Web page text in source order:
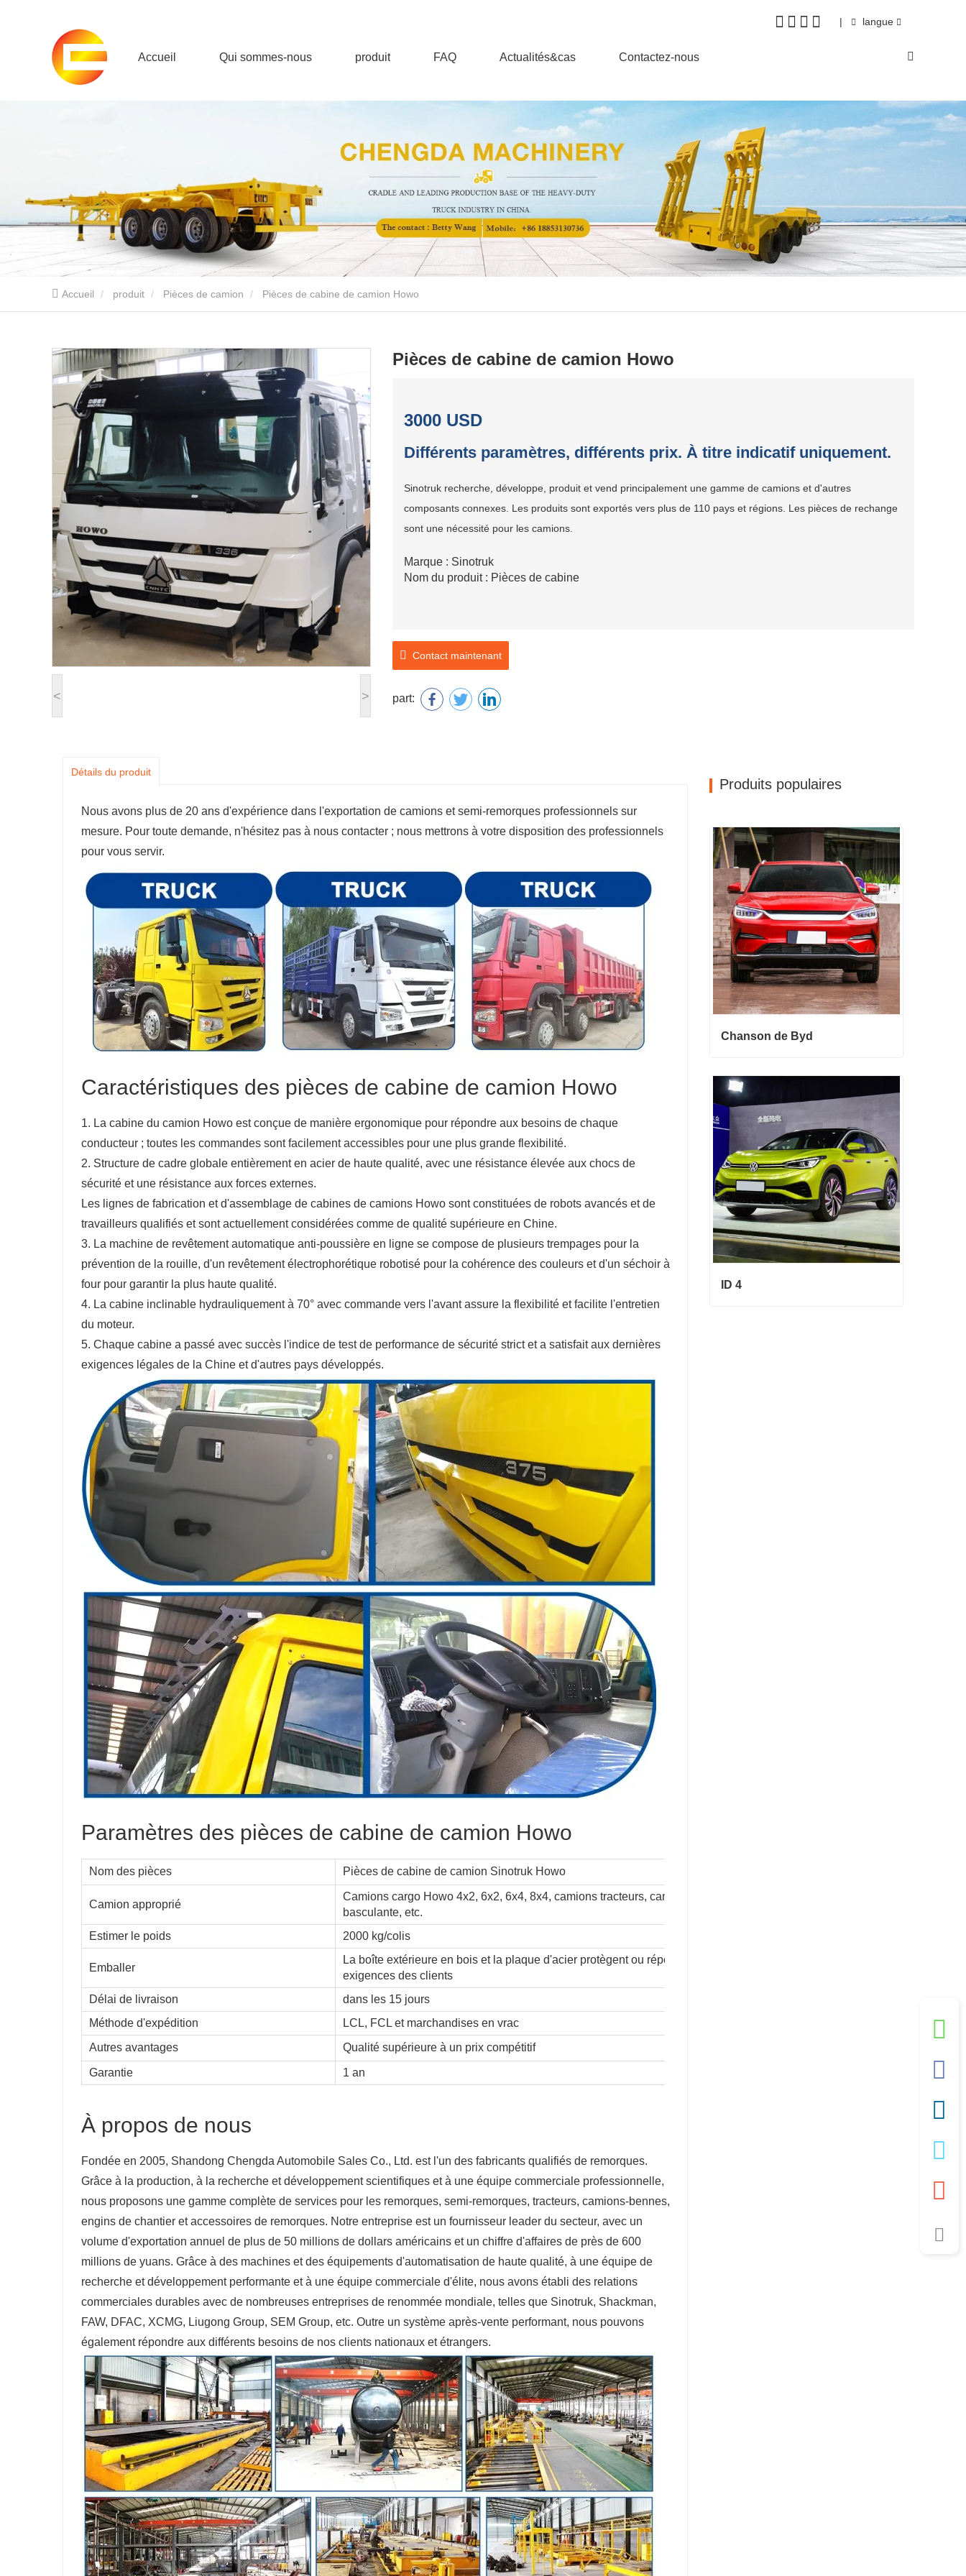
| langue
Accueil Qui sommes-nous produit FAQ Actualités&cas Contactez-nous
Accueil produit Pièces de camion Pièces de cabine de camion Howo
< >
Pièces de cabine de camion Howo
3000 USD
Différents paramètres, différents prix. À titre indicatif uniquement.
Sinotruk recherche, développe, produit et vend principalement une gamme de camions et d'autres
composants connexes. Les produits sont exportés vers plus de 110 pays et régions. Les pièces de rechange
sont une nécessité pour les camions.
Marque : Sinotruk
Nom du produit : Pièces de cabine
Contact maintenant
part:
Détails du produit
Nous avons plus de 20 ans d'expérience dans l'exportation de camions et semi-remorques professionnels sur
mesure. Pour toute demande, n'hésitez pas à nous contacter ; nous mettrons à votre disposition des professionnels
pour vous servir.
Caractéristiques des pièces de cabine de camion Howo
1. La cabine du camion Howo est conçue de manière ergonomique pour répondre aux besoins de chaque
conducteur ; toutes les commandes sont facilement accessibles pour une plus grande flexibilité.
2. Structure de cadre globale entièrement en acier de haute qualité, avec une résistance élevée aux chocs de
sécurité et une résistance aux forces externes.
Les lignes de fabrication et d'assemblage de cabines de camions Howo sont constituées de robots avancés et de
travailleurs qualifiés et sont actuellement considérées comme de qualité supérieure en Chine.
3. La machine de revêtement automatique anti-poussière en ligne se compose de plusieurs trempages pour la
prévention de la rouille, d'un revêtement électrophorétique robotisé pour la cohérence des couleurs et d'un séchoir à
four pour garantir la plus haute qualité.
4. La cabine inclinable hydrauliquement à 70° avec commande vers l'avant assure la flexibilité et facilite l'entretien
du moteur.
5. Chaque cabine a passé avec succès l'indice de test de performance de sécurité strict et a satisfait aux dernières
exigences légales de la Chine et d'autres pays développés.
Paramètres des pièces de cabine de camion Howo
Nom des pièces Pièces de cabine de camion Sinotruk Howo
Camion approprié
Camions cargo Howo 4x2, 6x2, 6x4, 8x4, camions tracteurs, camions à benne
basculante, etc.
Estimer le poids
2000 kg/colis
Emballer
La boîte extérieure en bois et la plaque d'acier protègent ou répondent aux
exigences des clients
Délai de livraison
dans les 15 jours
Méthode d'expédition
LCL, FCL et marchandises en vrac
Autres avantages
Qualité supérieure à un prix compétitif
Garantie 1 an
À propos de nous
Fondée en 2005, Shandong Chengda Automobile Sales Co., Ltd. est l'un des fabricants qualifiés de remorques.
Grâce à la production, à la recherche et développement scientifiques et à une équipe commerciale professionnelle,
nous proposons une gamme complète de services pour les remorques, semi-remorques, tracteurs, camions-bennes,
engins de chantier et accessoires de remorques. Notre entreprise est un fournisseur leader du secteur, avec un
volume d'exportation annuel de plus de 50 millions de dollars américains et un chiffre d'affaires de près de 600
millions de yuans. Grâce à des machines et des équipements d'automatisation de haute qualité, à une équipe de
recherche et développement performante et à une équipe commerciale d'élite, nous avons établi des relations
commerciales durables avec de nombreuses entreprises de renommée mondiale, telles que Sinotruk, Shackman,
FAW, DFAC, XCMG, Liugong Group, SEM Group, etc. Outre un système après-vente performant, nous pouvons
également répondre aux différents besoins de nos clients nationaux et étrangers.
Produits populaires
Chanson de Byd
Chanson de Byd
Contact maintenant
ID 4